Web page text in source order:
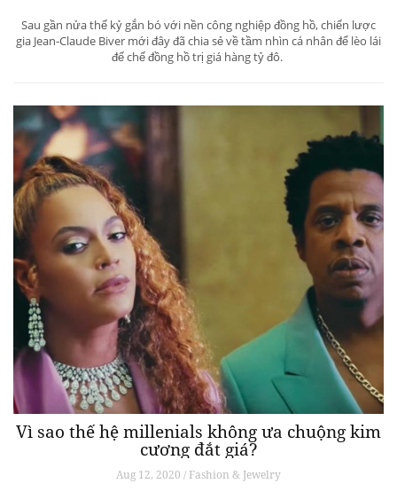
Sau gần nửa thế kỷ gắn bó với nền công nghiệp đồng hồ, chiến lược
gia Jean-Claude Biver mới đây đã chia sẻ về tầm nhìn cá nhân để lèo lái
đế chế đồng hồ trị giá hàng tỷ đô.
Vì sao thế hệ millenials không ưa chuộng kim
cương đắt giá?
Aug 12, 2020 / Fashion & Jewelry